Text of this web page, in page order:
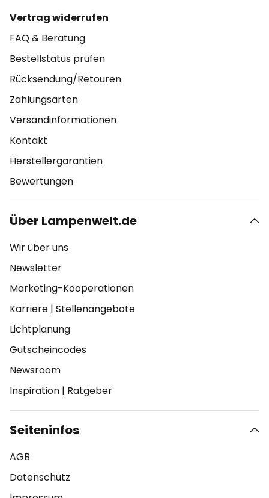
Vertrag widerrufen
FAQ & Beratung
Bestellstatus prüfen
Rücksendung/Retouren
Zahlungsarten
Versandinformationen
Kontakt
Herstellergarantien
Bewertungen
Über Lampenwelt.de
Wir über uns
Newsletter
Marketing-Kooperationen
Karriere | Stellenangebote
Lichtplanung
Gutscheincodes
Newsroom
Inspiration | Ratgeber
Seiteninfos
AGB
Datenschutz